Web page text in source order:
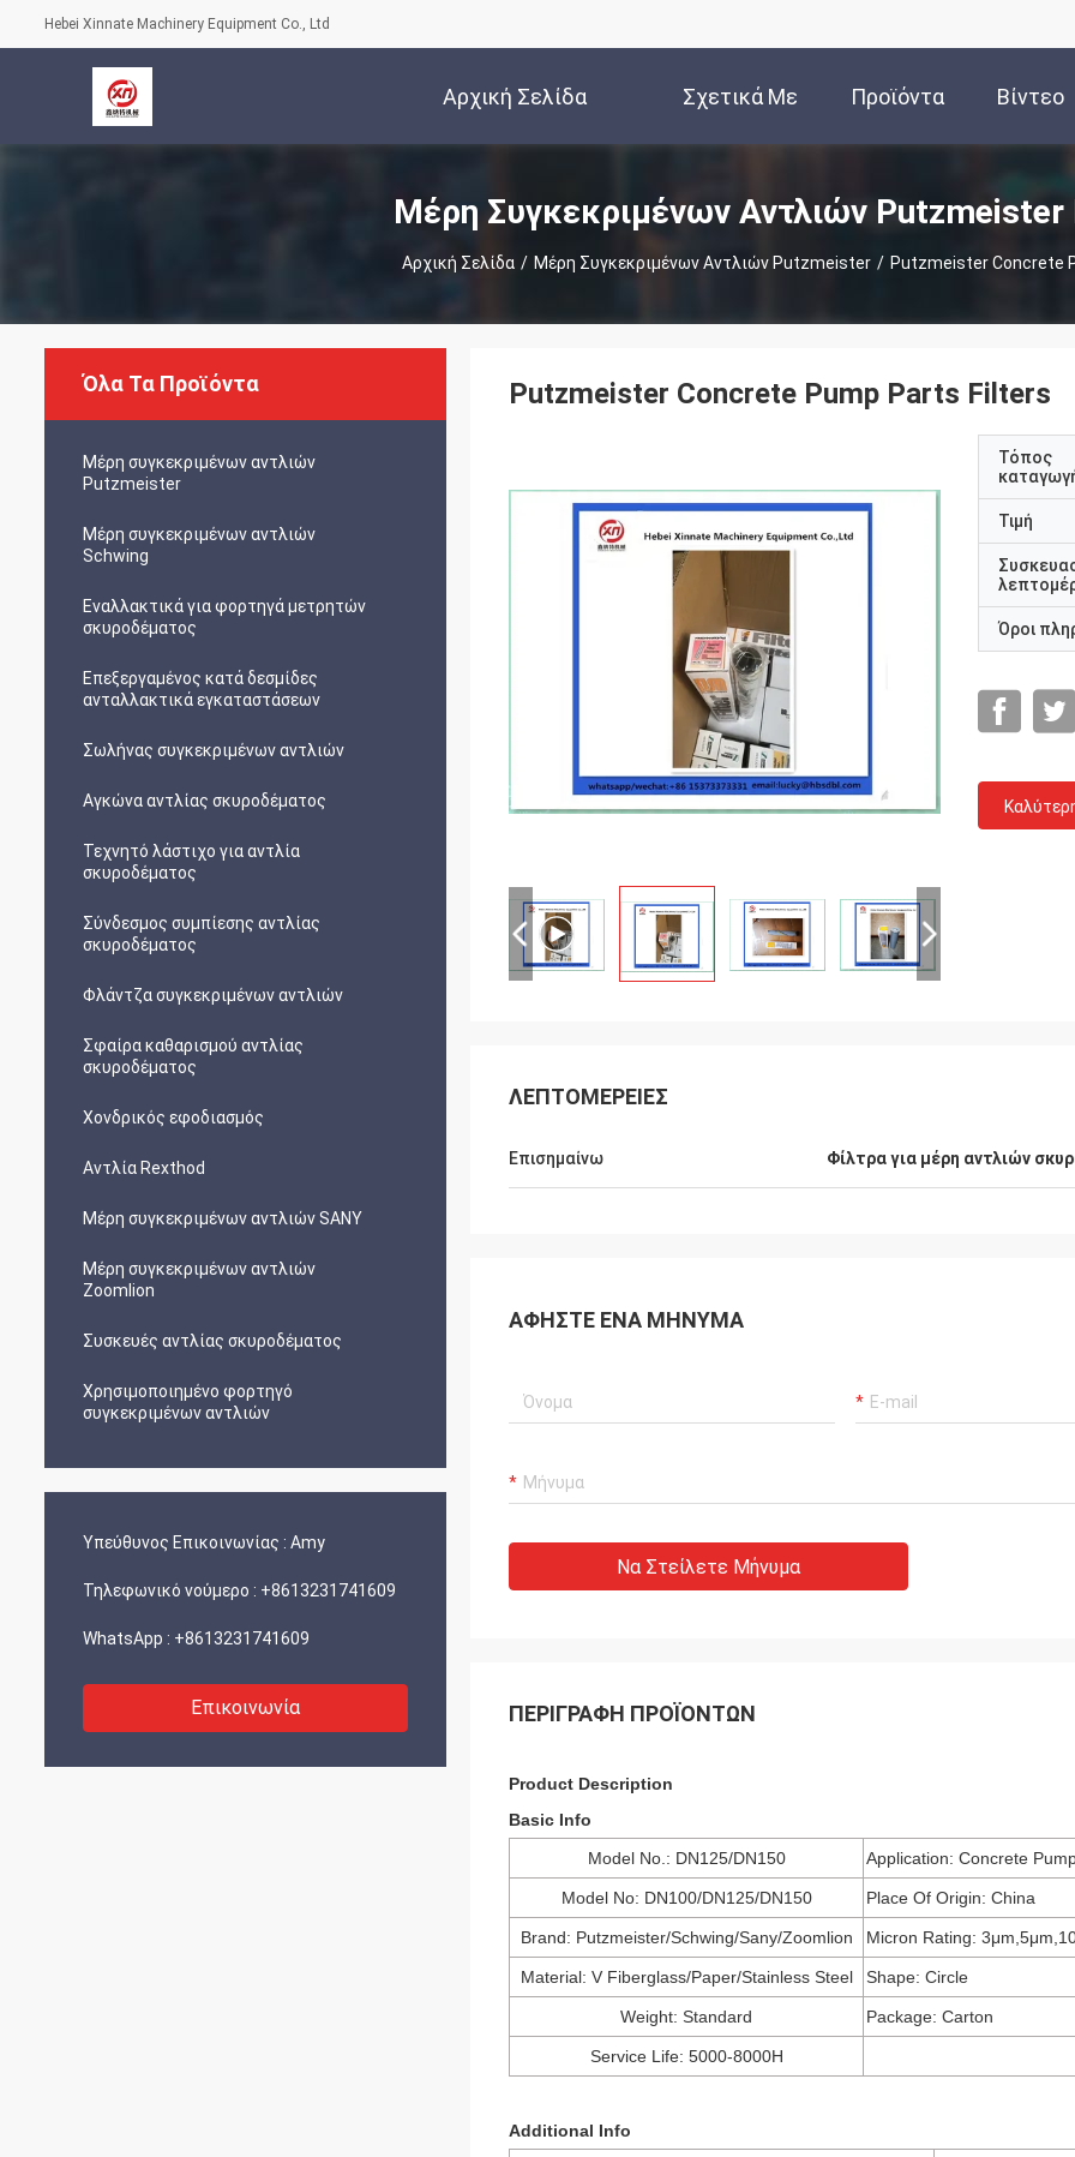
Hebei Xinnate Machinery Equipment Co., Ltd
Αρχική Σελίδα Σχετικά Με
Εμάς
Προϊόντα Βίντεο
Μέρη Συγκεκριμένων Αντλιών Putzmeister
Αρχική Σελίδα / Μέρη Συγκεκριμένων Αντλιών Putzmeister / Putzmeister Concrete
Όλα Τα Προϊόντα
Μέρη συγκεκριμένων αντλιών
Putzmeister
Μέρη συγκεκριμένων αντλιών
Schwing
Εναλλακτικά για φορτηγά μετρητών
σκυροδέματος
Επεξεργαμένος κατά δεσμίδες
ανταλλακτικά εγκαταστάσεων
Σωλήνας συγκεκριμένων αντλιών
Αγκώνα αντλίας σκυροδέματος
Τεχνητό λάστιχο για αντλία
σκυροδέματος
Σύνδεσμος συμπίεσης αντλίας
σκυροδέματος
Φλάντζα συγκεκριμένων αντλιών
Σφαίρα καθαρισμού αντλίας
σκυροδέματος
Χονδρικός εφοδιασμός
Αντλία Rexthod
Μέρη συγκεκριμένων αντλιών SANY
Μέρη συγκεκριμένων αντλιών
Zoomlion
Συσκευές αντλίας σκυροδέματος
Χρησιμοποιημένο φορτηγό
συγκεκριμένων αντλιών
Υπεύθυνος Επικοινωνίας : Amy
Τηλεφωνικό νούμερο : +8613231741609
WhatsApp : +8613231741609
Επικοινωνία
Putzmeister Concrete Pump Parts Filters
Τόπος
Τιμή
Όροι
ΛΕΠΤΟΜΈΡΕΙΕΣ
Επισημαίνω Φίλτρα για μέρη αντλιών
ΑΦΉΣΤΕ ΈΝΑ ΜΉΝΥΜΑ
Να Στείλετε Μήνυμα
ΠΕΡΙΓΡΑΦΉ ΠΡΟΪΌΝΤΩΝ
Product Description
Basic Info
Model No.: DN125/DN150
Application: Concrete
Model No: DN100/DN125/DN150 Place Of Origin: China
Brand: Putzmeister/Schwing/Sany/Zoomlion Micron Rating:
Material: V Fiberglass/Paper/Stainless Steel Shape: Circle
Weight: Standard Package: Carton
Service Life: 5000-8000H
Additional Info